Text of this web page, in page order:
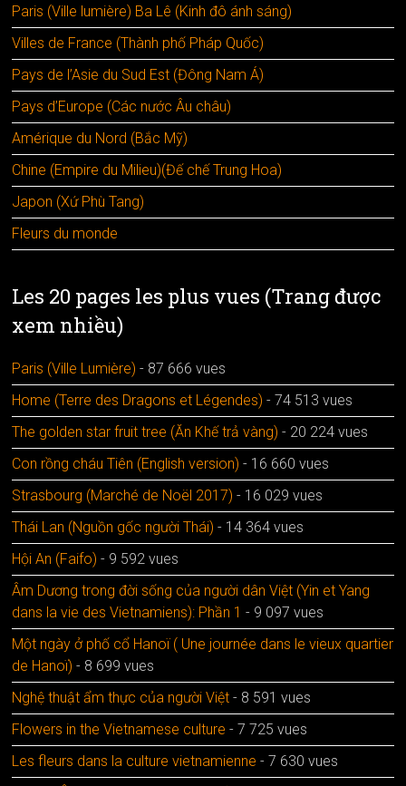
Paris (Ville lumière) Ba Lê (Kinh đô ánh sáng)
Villes de France (Thành phố Pháp Quốc)
Pays de l’Asie du Sud Est (Đông Nam Á)
Pays d’Europe (Các nước Âu châu)
Amérique du Nord (Bắc Mỹ)
Chine (Empire du Milieu)(Đế chế Trung Hoa)
Japon (Xứ Phù Tang)
Fleurs du monde
Les 20 pages les plus vues (Trang được
xem nhiều)
Paris (Ville Lumière) - 87 666 vues
Home (Terre des Dragons et Légendes) - 74 513 vues
The golden star fruit tree (Ăn Khế trả vàng) - 20 224 vues
Con rồng cháu Tiên (English version) - 16 660 vues
Strasbourg (Marché de Noël 2017) - 16 029 vues
Thái Lan (Nguồn gốc người Thái) - 14 364 vues
Hội An (Faifo) - 9 592 vues
Âm Dương trong đời sống của người dân Việt (Yin et Yang
dans la vie des Vietnamiens): Phần 1 - 9 097 vues
Một ngày ở phố cổ Hanoï ( Une journée dans le vieux quartier
de Hanoï) - 8 699 vues
Nghệ thuật ẩm thực của người Việt - 8 591 vues
Flowers in the Vietnamese culture - 7 725 vues
Les fleurs dans la culture vietnamienne - 7 630 vues